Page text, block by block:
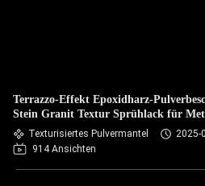
Terrazzo-Effekt Epoxidharz-
Stein Granit Textur Sprühlack für
Texturisiertes Pulvermantel
2025-
914 Ansichten